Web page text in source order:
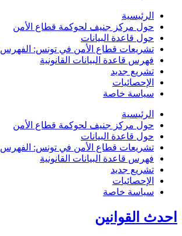
الرئيسية
حول مركز جنيف لحوكمة قطاع الأمن
حول قاعدة البيانات
تشريعات قطاع الأمن في تونس: الفهرس 1956-2011
فهرس قاعدة البيانات القانونية
تشريع جديد
الإحصائيات
سياسة خاصة
الرئيسية
حول مركز جنيف لحوكمة قطاع الأمن
حول قاعدة البيانات
تشريعات قطاع الأمن في تونس: الفهرس 1956-2011
فهرس قاعدة البيانات القانونية
تشريع جديد
الإحصائيات
سياسة خاصة
احدث القوانين